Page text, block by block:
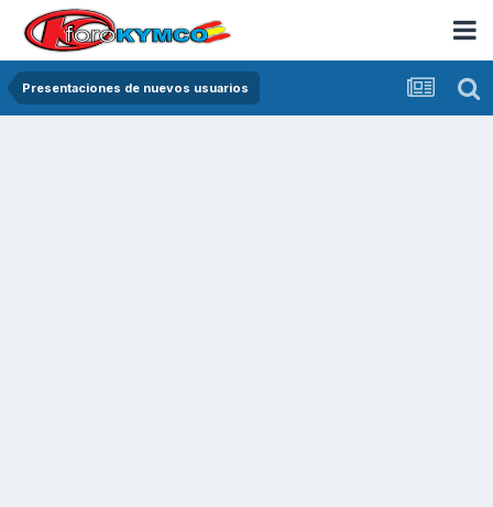
Presentaciones de nuevos usuarios